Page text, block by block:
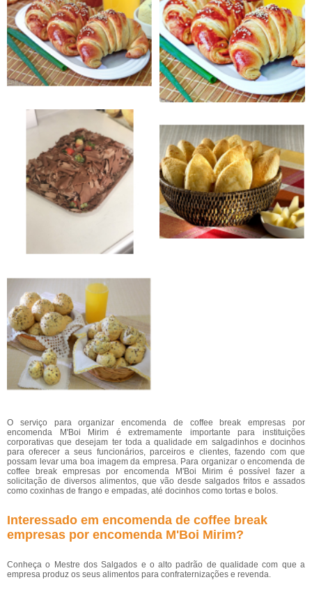
O serviço para organizar encomenda de coffee break empresas por
encomenda M'Boi Mirim é extremamente importante para instituições
corporativas que desejam ter toda a qualidade em salgadinhos e docinhos
para oferecer a seus funcionários, parceiros e clientes, fazendo com que
possam levar uma boa imagem da empresa. Para organizar o encomenda de
coffee break empresas por encomenda M'Boi Mirim é possível fazer a
solicitação de diversos alimentos, que vão desde salgados fritos e assados
como coxinhas de frango e empadas, até docinhos como tortas e bolos.
Interessado em encomenda de coffee break
empresas por encomenda M'Boi Mirim?
Conheça o Mestre dos Salgados e o alto padrão de qualidade com que a
empresa produz os seus alimentos para confraternizações e revenda.